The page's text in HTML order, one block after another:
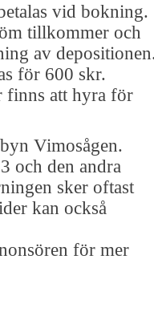
vid bokning.
tillkommer och
av
för 600 skr.
finns att hyra för
Vimosågen.
och den andra
sker oftast
kan också
för mer